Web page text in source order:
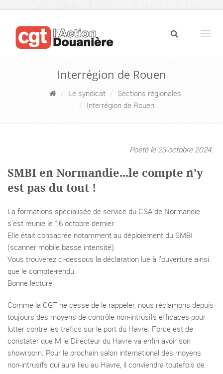
Interrégion de Rouen
Le syndicat
Sections régionales
Interrégion de Rouen
Posté le 23 octobre 2024.
SMBI en Normandie...le compte n’y
est pas du tout !
La formations spécialisée de service du CSA de Normandie
s’est réunie le 16 octobre dernier.
Elle était consacrée notamment au déploiement du SMBI
(scanner mobile basse intensité).
Vous trouverez ci-dessous la déclaration lue à l’ouverture ainsi
que le compte-rendu.
Bonne lecture
Comme la CGT ne cesse de le rappeler, nous réclamons depuis
toujours des moyens de contrôle non-intrusifs efficaces pour
lutter contre les trafics sur le port du Havre. Force est de
constater que M le Directeur du Havre va enfin avoir son
showroom. Pour le prochain salon international des moyens
non-intrusifs qui aura lieu au Havre, il conviendra toutefois de